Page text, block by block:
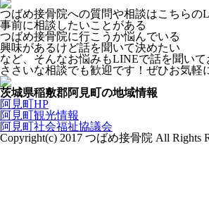
つばめ接骨院への質問や相談はこちらの
事前に相談したいことがある
つばめ接骨院に行こうか悩んでいる
興味があるけど話を聞いて決めたい
など、そんなお悩みもLINEで話を聞い
ささいな相談でも歓迎です！ぜひお気軽
茨城県稲敷郡阿見町の地域情報
阿見町HP
阿見町観光情報
阿見町社会福祉協議会
Copyright(c) 2017 つばめ接骨院 All Rights